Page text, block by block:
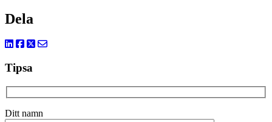
Dela
Tipsa
Ditt namn